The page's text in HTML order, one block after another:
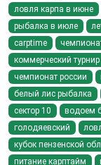
ловля карпа в июне
рыбалка в июле
carptime
коммерческий турнир
чемпионат россии
белый лис рыбалка
сектор 10
водоем
голодяевский
кубок пензенской
питание карптайм